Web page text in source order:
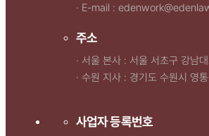
· E-mail :
주소
· 서울 본사 : 서울 서초구 강남
· 수원 지사 : 경기도 수원시 영
사업자 등록번호